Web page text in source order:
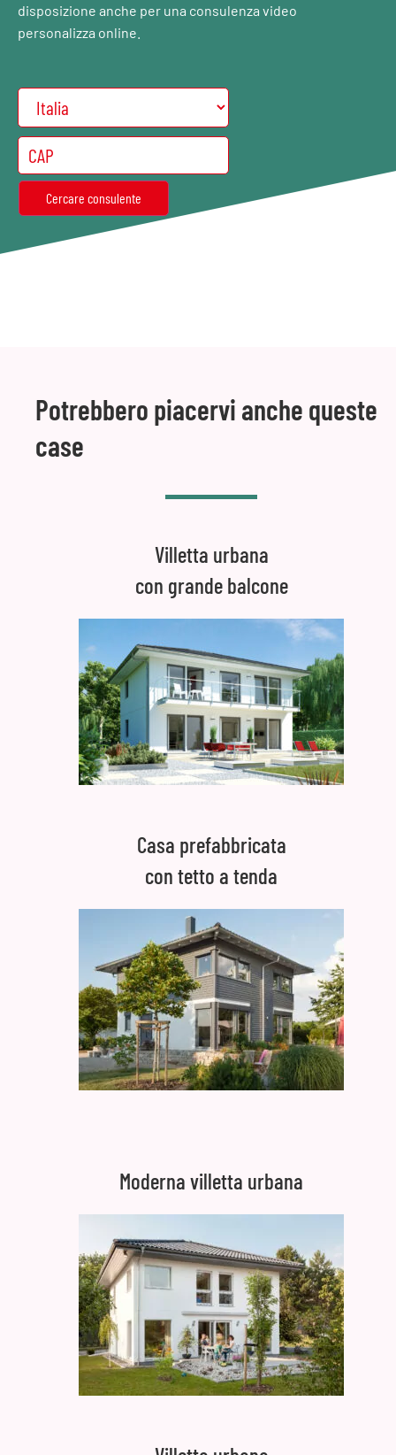
disposizione anche per una consulenza video
personalizza online.
Potrebbero piacervi anche queste
case
Villetta urbana
con grande balcone
Casa prefabbricata
con tetto a tenda
Moderna villetta urbana